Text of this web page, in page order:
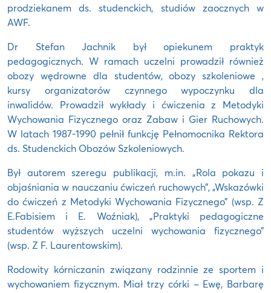
prodziekanem ds. studenckich, studiów zaocznych w
AWF.
Dr Stefan Jachnik był opiekunem praktyk
pedagogicznych. W ramach uczelni prowadził również
obozy wędrowne dla studentów, obozy szkoleniowe ,
kursy organizatorów czynnego wypoczynku dla
inwalidów. Prowadził wykłady i ćwiczenia z Metodyki
Wychowania Fizycznego oraz Zabaw i Gier Ruchowych.
W latach 1987-1990 pełnił funkcję Pełnomocnika Rektora
ds. Studenckich Obozów Szkoleniowych.
Był autorem szeregu publikacji, m.in. „Rola pokazu i
objaśniania w nauczaniu ćwiczeń ruchowych”, „Wskazówki
do ćwiczeń z Metodyki Wychowania Fizycznego” (wsp. Z
E.Fabisiem i E. Woźniak), „Praktyki pedagogiczne
studentów wyższych uczelni wychowania fizycznego”
(wsp. Z F. Laurentowskim).
Rodowity kórniczanin związany rodzinnie ze sportem i
wychowaniem fizycznym. Miał trzy córki – Ewę, Barbarę